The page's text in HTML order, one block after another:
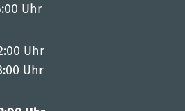
bis 12:00 Uhr
Uhr
Uhr
bis 12:00 Uhr
Uhr